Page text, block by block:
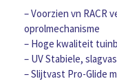
– Voorzien vn RACR
oprolmechanisme
– Hoge kwaliteit
– UV Stabiele,
– Slijtvast Pro-Glide